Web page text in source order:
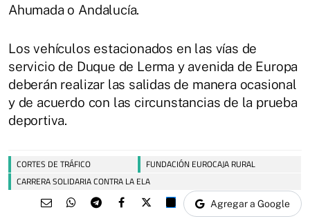
Ahumada o Andalucía.
Los vehículos estacionados en las vías de
servicio de Duque de Lerma y avenida de Europa
deberán realizar las salidas de manera ocasional
y de acuerdo con las circunstancias de la prueba
deportiva.
CORTES DE TRÁFICO
FUNDACIÓN EUROCAJA RURAL
CARRERA SOLIDARIA CONTRA LA ELA
Agregar a Google